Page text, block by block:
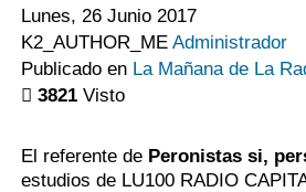
Lunes, 26 Junio 2017
K2_AUTHOR_ME Administrador
Publicado en La Mañana de La
3821 Visto
El referente de Peronistas si,
estudios de LU100 RADIO